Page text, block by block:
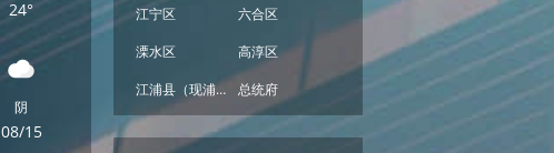
江宁区
六合区
溧水区
高淳区
江浦县（现浦口区）
总统府
24°
阴
08/15
24°
08/16